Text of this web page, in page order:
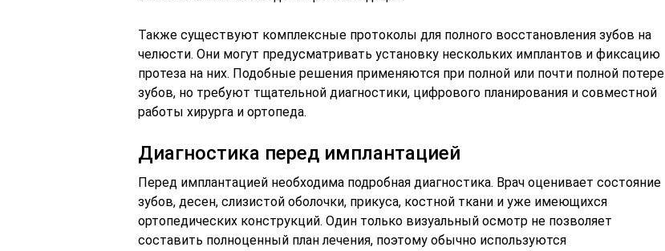
Также существуют комплексные протоколы для полного восстановления зубов на
челюсти. Они могут предусматривать установку нескольких имплантов и фиксацию
протеза на них. Подобные решения применяются при полной или почти полной потере
зубов, но требуют тщательной диагностики, цифрового планирования и совместной
работы хирурга и ортопеда.
Диагностика перед имплантацией
Перед имплантацией необходима подробная диагностика. Врач оценивает состояние
зубов, десен, слизистой оболочки, прикуса, костной ткани и уже имеющихся
ортопедических конструкций. Один только визуальный осмотр не позволяет
составить полноценный план лечения, поэтому обычно используются